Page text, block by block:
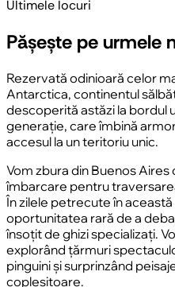
Ultimele locuri
Pășește pe urmele
Rezervată odinioară celor
Antarctica, continentul
descoperită astăzi la bordul
generație, care îmbină
accesul la un teritoriu unic.
Vom zbura din Buenos Aires
îmbarcare pentru
În zilele petrecute în
oportunitatea rară de a
însoțit de ghizi specializați.
explorând țărmuri
pinguini și surprinzând
copleșitoare.